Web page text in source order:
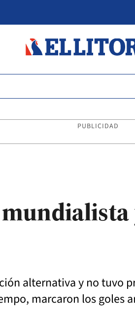
PUBLICIDAD
alternativa y no tuvo
marcaron los goles